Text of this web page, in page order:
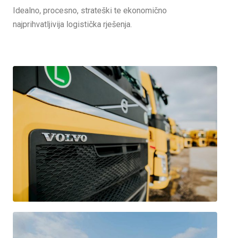
Idealno, procesno, strateški te ekonomično
najprihvatljivija logistička rješenja.